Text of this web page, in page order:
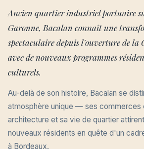
Ancien quartier industriel portuaire
Garonne, Bacalan connaît une
spectaculaire depuis l'ouverture de la
avec de nouveaux programmes
culturels.
Au-delà de son histoire, Bacalan se
atmosphère unique — ses commerces
architecture et sa vie de quartier
nouveaux résidents en quête d'un
à Bordeaux.